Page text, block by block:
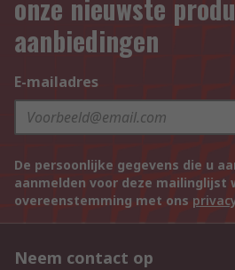
onze nieuwste
aanbiedingen
E-mailadres
De persoonlijke gegevens die u
aanmelden voor deze mailinglijst
overeenstemming met ons
Neem contact op